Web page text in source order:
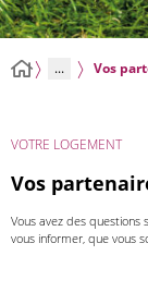
... Vos
VOTRE LOGEMENT
Vos
Vous avez des questions
vous informer, que vous